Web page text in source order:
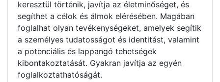
keresztül történik, javítja az életminőséget, és
segíthet a célok és álmok elérésében. Magában
foglalhat olyan tevékenységeket, amelyek segítik
a személyes tudatosságot és identitást, valamint
a potenciális és lappangó tehetségek
kibontakoztatását. Gyakran javítja az egyén
foglalkoztathatóságát.